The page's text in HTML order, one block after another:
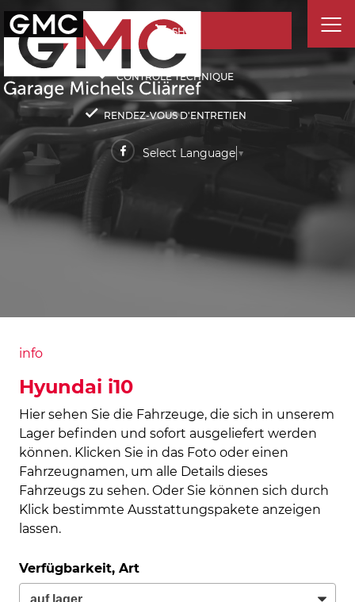
SHOP
CONTRÔLE TECHNIQUE
RENDEZ-VOUS D'ENTRETIEN
Select Language ▼
info
Hyundai i10
Hier sehen Sie die Fahrzeuge, die sich in unserem
Lager befinden und sofort ausgeliefert werden
können. Klicken Sie in das Foto oder einen
Fahrzeugnamen, um alle Details dieses
Fahrzeugs zu sehen. Oder Sie können sich durch
Klick bestimmte Ausstattungspakete anzeigen
lassen.
Verfügbarkeit, Art